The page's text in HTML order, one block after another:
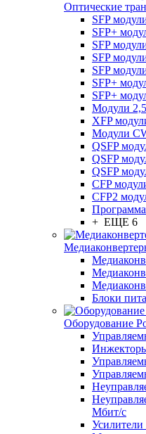
Оптические
SFP
SFP+
SFP
SFP
SFP
SFP+
SFP+
Модули
XFP
Модули
QSFP
QSFP
QSFP
CFP
CFP2
+ ЕЩЕ 6
Блоки
Оборудование
Мбит/с
Усилители